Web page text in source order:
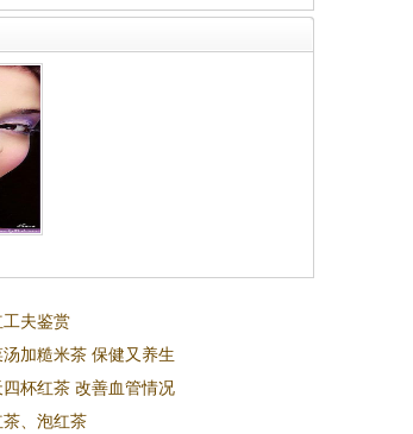
工夫鉴赏
汤加糙米茶 保健又养生
四杯红茶 改善血管情况
茶、泡红茶